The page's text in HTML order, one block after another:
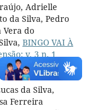
Adrielle
da Silva, Pedro
Vera do
BINGO VAI À
v. 3 n. 1
da
da Silva,
Ferreira